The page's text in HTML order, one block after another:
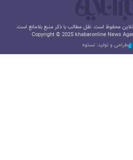
محفوظ است. نقل مطالب با ذکر منبع بلامانع است.
Copyright © 2025 khabaronline News
طراحی و تولید: نستوه